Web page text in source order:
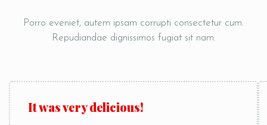
Porro eveniet, autem ipsam corrupti consectetur cum.
Repudiandae dignissimos fugiat sit nam.
It was very delicious!